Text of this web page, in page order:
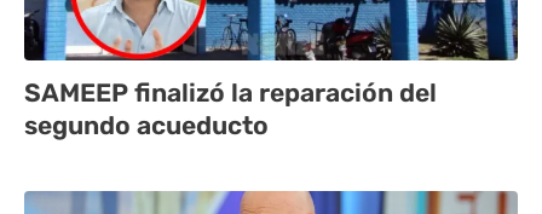
SAMEEP finalizó la reparación del
segundo acueducto